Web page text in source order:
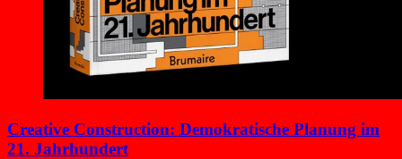
Creative Construction: Demokratische Planung im
21. Jahrhundert